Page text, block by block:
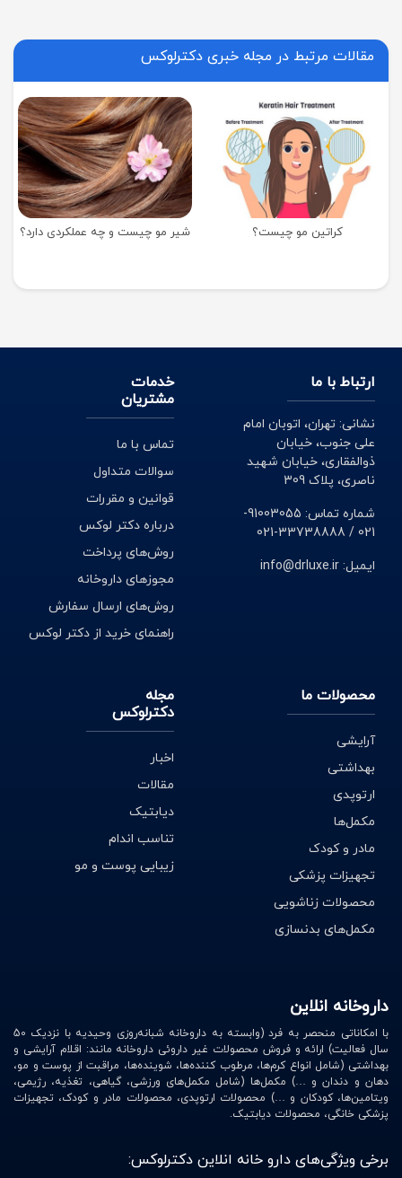
مقالات مرتبط در مجله خبری دکترلوکس
کراتین مو چیست؟ شیر مو چیست و چه عملکردی دارد؟
ارتباط با ما
نشانی: تهران، اتوبان امام
علی جنوب، خیابان
ذوالفقاری، خیابان شهید
ناصری، پلاک 309
شماره تماس: 91003055-
021 / 33738888-021
ایمیل: info@drluxe.ir
خدمات
مشتریان
تماس با ما
سوالات متداول
قوانین و مقررات
درباره دکتر لوکس
روش‌های پرداخت
مجوزهای داروخانه
روش‌های ارسال سفارش
راهنمای خرید از دکتر لوکس
محصولات ما
آرایشی
بهداشتی
ارتوپدی
مکمل‌ها
مادر و کودک
تجهیزات پزشکی
محصولات زناشویی
مکمل‌های بدنسازی
مجله
دکترلوکس
اخبار
مقالات
دیابتیک
تناسب اندام
زیبایی پوست و مو
داروخانه انلاین
با امکاناتی منحصر به فرد (وابسته به داروخانه شبانه‌روزی وحیدیه با نزدیک 50
سال فعالیت) ارائه و فروش محصولات غیر داروئی داروخانه مانند: اقلام آرایشی و
بهداشتی (شامل انواع کرم‌ها، مرطوب کننده‌ها، شوینده‌ها، مراقبت از پوست و مو،
دهان و دندان و …) مکمل‌ها (شامل مکمل‌های ورزشی، گیاهی، تغذیه، رژیمی،
ویتامین‌ها، کودکان و …) محصولات ارتوپدی، محصولات مادر و کودک، تجهیزات
پزشکی خانگی، محصولات دیابتیک.
برخی ویژگی‌های دارو خانه انلاین دکترلوکس: